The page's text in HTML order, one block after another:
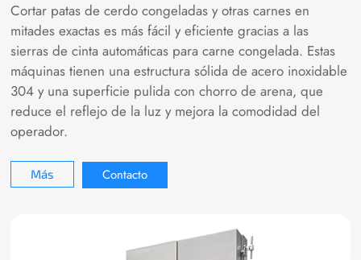
Cortar patas de cerdo congeladas y otras carnes en
mitades exactas es más fácil y eficiente gracias a las
sierras de cinta automáticas para carne congelada. Estas
máquinas tienen una estructura sólida de acero inoxidable
304 y una superficie pulida con chorro de arena, que
reduce el reflejo de la luz y mejora la comodidad del
operador.
Más Contacto